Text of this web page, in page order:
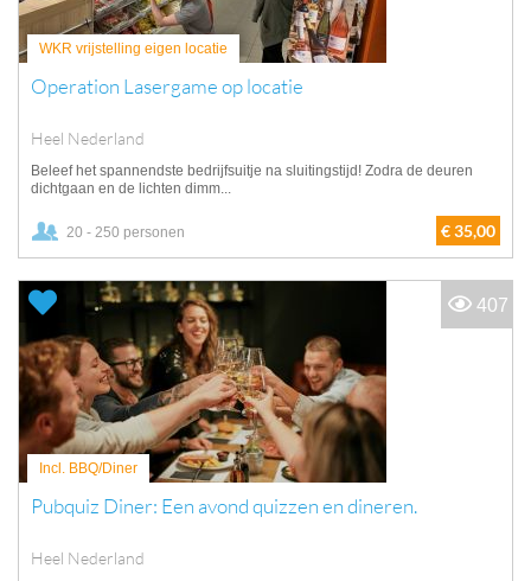
WKR vrijstelling eigen locatie
Operation Lasergame op locatie
Heel Nederland
Beleef het spannendste bedrijfsuitje na sluitingstijd! Zodra de deuren
dichtgaan en de lichten dimm...
20 - 250 personen € 35,00
Incl. BBQ/Diner
Pubquiz Diner: Een avond quizzen en dineren.
Heel Nederland
407